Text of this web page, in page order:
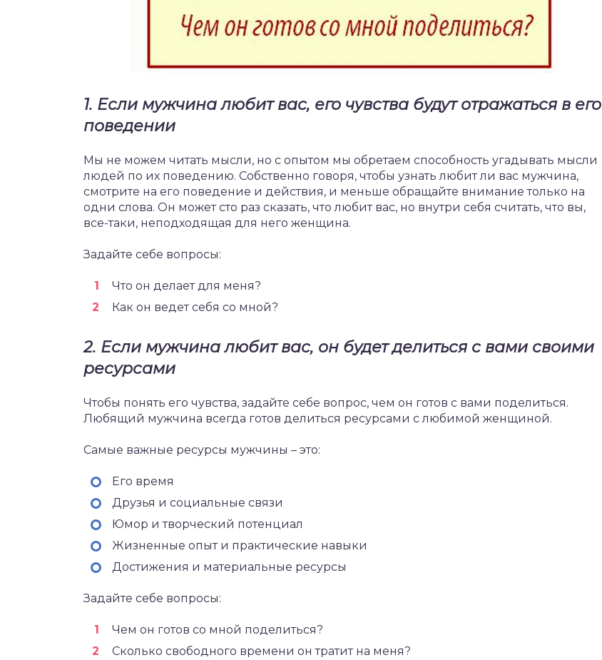
1. Если мужчина любит вас, его чувства будут отражаться в его
поведении
Мы не можем читать мысли, но с опытом мы обретаем способность угадывать мысли
людей по их поведению. Собственно говоря, чтобы узнать любит ли вас мужчина,
смотрите на его поведение и действия, и меньше обращайте внимание только на
одни слова. Он может сто раз сказать, что любит вас, но внутри себя считать, что вы,
все-таки, неподходящая для него женщина.
Задайте себе вопросы:
Что он делает для меня?
Как он ведет себя со мной?
2. Если мужчина любит вас, он будет делиться с вами своими
ресурсами
Чтобы понять его чувства, задайте себе вопрос, чем он готов с вами поделиться.
Любящий мужчина всегда готов делиться ресурсами с любимой женщиной.
Самые важные ресурсы мужчины – это:
Его время
Друзья и социальные связи
Юмор и творческий потенциал
Жизненные опыт и практические навыки
Достижения и материальные ресурсы
Задайте себе вопросы:
Чем он готов со мной поделиться?
Сколько свободного времени он тратит на меня?